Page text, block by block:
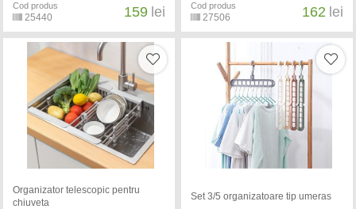
Cod produs
25440 159 lei Cod produs
27506 162 lei
Organizator telescopic pentru
chiuveta
Set 3/5 organizatoare tip umeras